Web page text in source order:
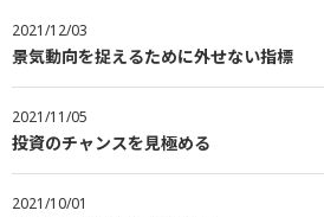
2021/12/03
景気動向を捉えるために外せない指標
2021/11/05
投資のチャンスを見極める
2021/10/01